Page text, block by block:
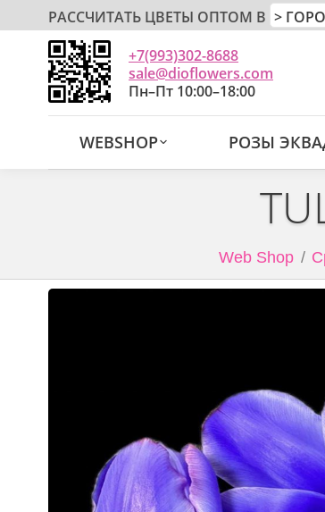
РАССЧИТАТЬ ЦВЕТЫ ОПТОМ В
+7(993)302-8688
sale@dioflowers.com
Пн–Пт 10:00–18:00
WEBSHOP РОЗЫ
Web Shop